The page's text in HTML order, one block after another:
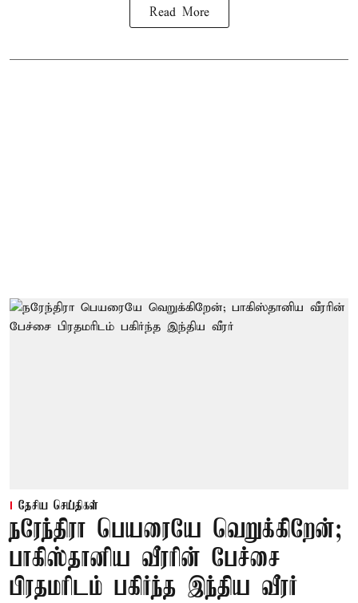
Read More
தேசிய செய்திகள்
நரேந்திரா பெயரையே வெறுக்கிறேன்;
பாகிஸ்தானிய வீரரின் பேச்சை
பிரதமரிடம் பகிர்ந்த இந்திய வீரர்